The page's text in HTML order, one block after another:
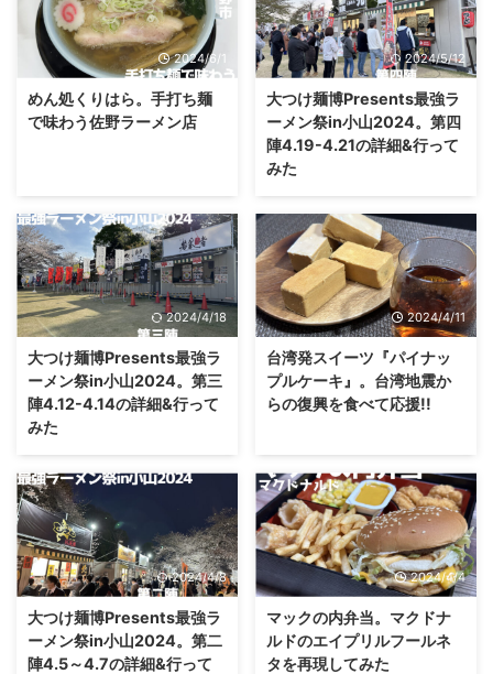
2024/6/1
めん処くりはら。手打ち麺
で味わう佐野ラーメン店
2024/5/12
大つけ麺博Presents最強ラ
ーメン祭in小山2024。第四
陣4.19-4.21の詳細&行って
みた
2024/4/18
大つけ麺博Presents最強ラ
ーメン祭in小山2024。第三
陣4.12-4.14の詳細&行って
みた
2024/4/11
台湾発スイーツ『パイナッ
プルケーキ』。台湾地震か
らの復興を食べて応援!!
2024/4/8
大つけ麺博Presents最強ラ
ーメン祭in小山2024。第二
陣4.5～4.7の詳細&行って
2024/4/4
マックの内弁当。マクドナ
ルドのエイプリルフールネ
タを再現してみた